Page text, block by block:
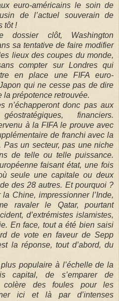
euro-américains le soin de
de l’actuel souverain de
tôt !
clôt, Washington
sa tentative de faire modifier
lieux des coupes du monde,
compter sur Londres qui
en place une FIFA euro-
qui ne cesse pas de dire
la prépotence retrouvée.
n’échapperont donc pas aux
financiers.
à la FIFA le prouve avec
de franchi avec la
un secteur, pas une niche
de telle ou telle puissance.
faisant état, une fois
seule une capitale ou deux
des 28 autres. Et pourquoi ?
Chine, impressionner l’Inde,
ravaler le Qatar, pourtant
d’extrémistes islamistes,
En face, tout a été bien saisi
de vote en faveur de Sepp
la réponse, tout d’abord, du
populaire à l’échelle de la
capital, de s’emparer de
colère des foules pour les
ici et là par d’intenses